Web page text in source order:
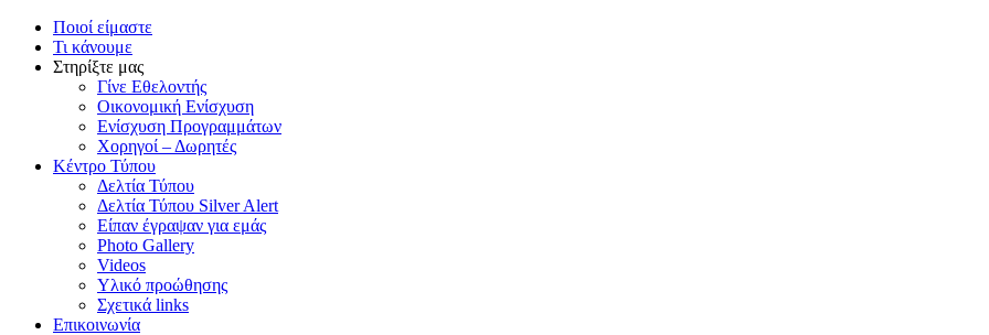
Ποιοί είμαστε
Τι κάνουμε
Στηρίξτε μας
Γίνε Εθελοντής
Οικονομική Ενίσχυση
Ενίσχυση Προγραμμάτων
Χορηγοί – Δωρητές
Κέντρο Τύπου
Δελτία Τύπου
Δελτία Τύπου Silver Alert
Είπαν έγραψαν για εμάς
Photo Gallery
Videos
Υλικό προώθησης
Σχετικά links
Επικοινωνία